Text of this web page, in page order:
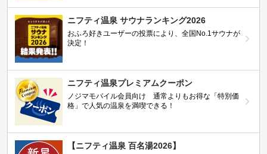
ニフティ温泉 サウナランキング2026
おふろ好きユーザーの投票により、全国No.1サウナが
決定！
ニフティ温泉プレミアムクーポン
ノジマモバイル会員向け 通常よりもお得な「特別価
格」で人気の温泉を満喫できる！
【ニフティ温泉 百名湯2026】